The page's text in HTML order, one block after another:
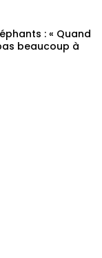
: « Quand
beaucoup à